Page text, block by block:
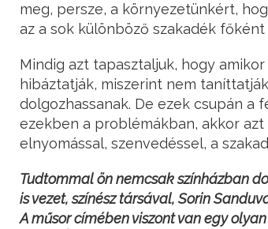
meg, persze, a környezetünkért,
az a sok különböző szakadék
Mindig azt tapasztaljuk, hogy
hibáztatják, miszerint nem
dolgozhassanak. De ezek csupán a
ezekben a problémákban, akkor
elnyomással, szenvedéssel, a
Tudtommal ön nemcsak színházban
is vezet, színész társával, Sorin
A műsor címében viszont van egy